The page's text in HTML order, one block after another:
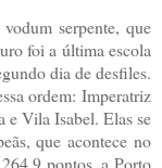
serpente, que
foi a última escola
dia de desfiles.
ordem: Imperatriz
e Vila Isabel. Elas se
que acontece no
pontos, a Porto